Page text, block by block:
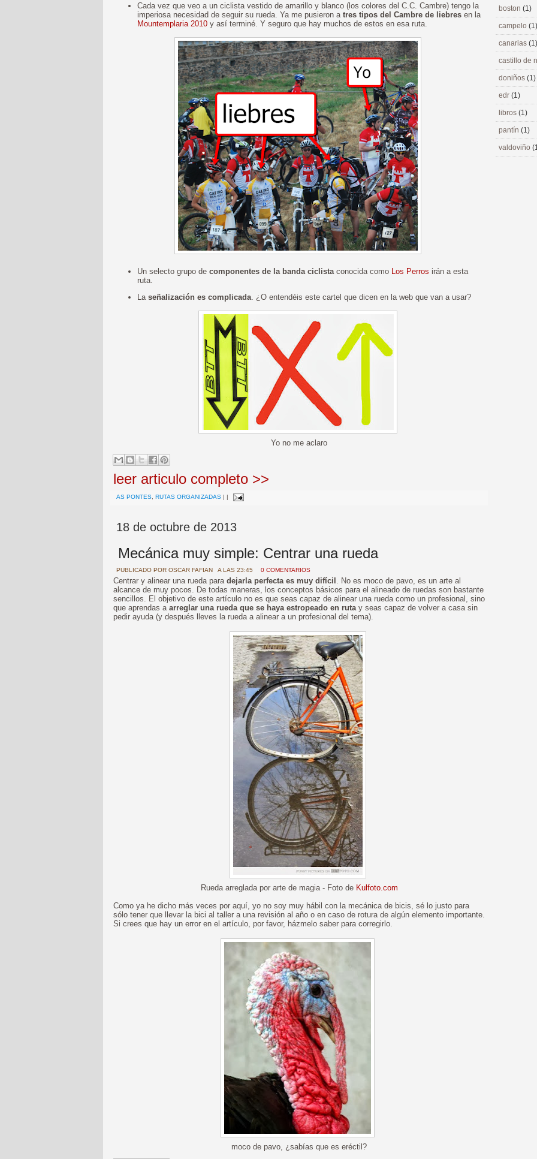
Cada vez que veo a un ciclista vestido de amarillo y blanco (los colores del C.C. Cambre) tengo la
imperiosa necesidad de seguir su rueda. Ya me pusieron a tres tipos del Cambre de liebres en la
Mountemplaria 2010 y así terminé. Y seguro que hay muchos de estos en esa ruta.
Un selecto grupo de componentes de la banda ciclista conocida como Los Perros irán a esta
ruta.
La señalización es complicada . ¿O entendéis este cartel que dicen en la web que van a usar?
Yo no me aclaro
leer articulo completo >>
AS PONTES RUTAS ORGANIZADAS | |
18 de octubre de 2013
Mecánica muy simple: Centrar una rueda
PUBLICADO POR OSCAR FAFIAN A LAS 23:45 0 COMENTARIOS
Centrar y alinear una rueda para dejarla perfecta es muy difícil . No es moco de pavo, es un arte al
alcance de muy pocos. De todas maneras, los conceptos básicos para el alineado de ruedas son bastante
sencillos. El objetivo de este artículo no es que seas capaz de alinear una rueda como un profesional, sino
que aprendas a arreglar una rueda que se haya estropeado en rutay seas capaz de volver a casa sin
pedir ayuda (y después lleves la rueda a alinear a un profesional del tema).
Rueda arreglada por arte de magia - Foto de Kulfoto.com
Como ya he dicho más veces por aquí, yo no soy muy hábil con la mecánica de bicis, sé lo justo para
sólo tener que llevar la bici al taller a una revisión al año o en caso de rotura de algún elemento importante.
Si crees que hay un error en el artículo, por favor, házmelo saber para corregirlo.
moco de pavo, ¿sabías que es eréctil?
boston (1)
campelo (1)
canarias (1)
castillo de
doniños (1)
edr (1)
libros (1)
pantín (1)
valdoviño